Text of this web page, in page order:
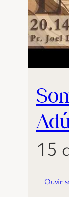
15
Ouvir